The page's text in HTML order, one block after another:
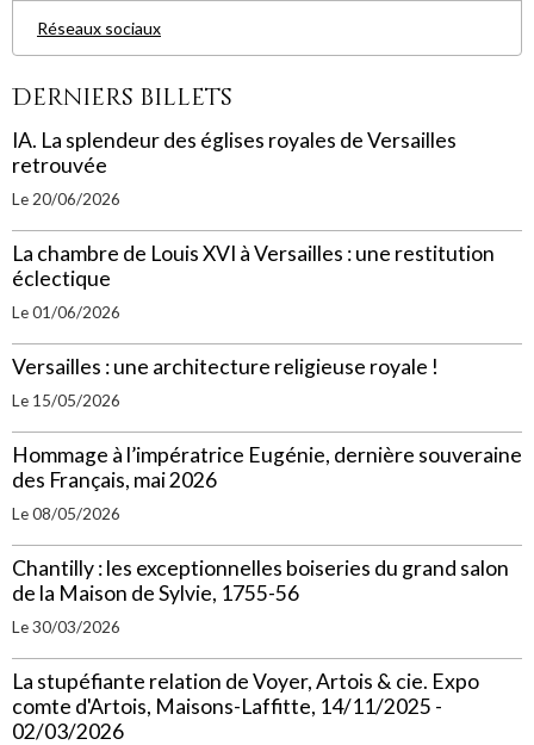
Réseaux sociaux
Derniers billets
IA. La splendeur des églises royales de Versailles
retrouvée
Le 20/06/2026
La chambre de Louis XVI à Versailles : une restitution
éclectique
Le 01/06/2026
Versailles : une architecture religieuse royale !
Le 15/05/2026
Hommage à l’impératrice Eugénie, dernière souveraine
des Français, mai 2026
Le 08/05/2026
Chantilly : les exceptionnelles boiseries du grand salon
de la Maison de Sylvie, 1755-56
Le 30/03/2026
La stupéfiante relation de Voyer, Artois & cie. Expo
comte d'Artois, Maisons-Laffitte, 14/11/2025 -
02/03/2026